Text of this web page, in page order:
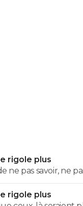
rigole plus
ne pas savoir, ne
fait au mieux avec
chaque
rigole plus